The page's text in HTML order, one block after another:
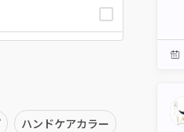
ハンドケアカラー